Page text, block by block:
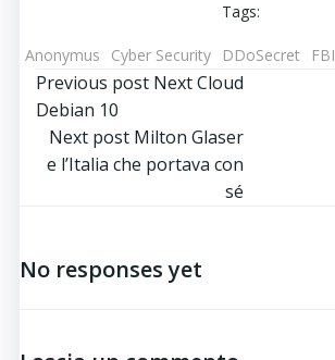
Tags:
Anonymus Cyber Security DDoSecret FBI
Post
navigation
Previous post Next Cloud
Debian 10
Post
navigation
Next post Milton Glaser
e l’Italia che portava con
sé
No responses yet